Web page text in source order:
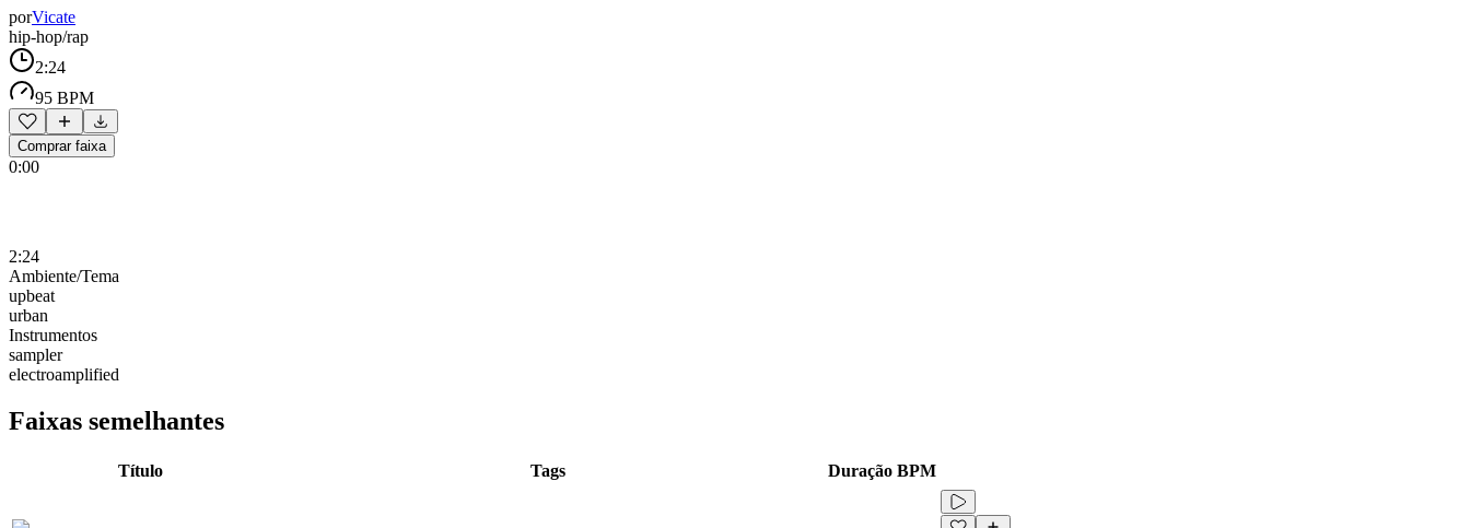
porVicate
hip-hop/rap
2:24
95 BPM
Comprar faixa
0:00
2:24
Ambiente/Tema
upbeat
urban
Instrumentos
sampler
electroamplified
Faixas semelhantes
Título Tags Duração BPM